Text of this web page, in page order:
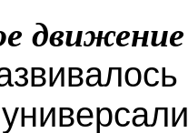
движение